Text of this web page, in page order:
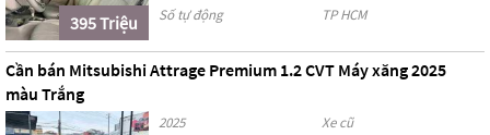
395 Triệu
Số tự động
TP HCM
Cần bán Mitsubishi Attrage Premium 1.2 CVT Máy xăng 2025
màu Trắng
2025
Xe cũ